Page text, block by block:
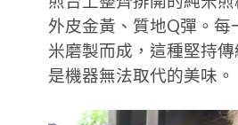
外皮金黃、質地Q彈。每
米磨製而成，這種堅持
是機器無法取代的美味。